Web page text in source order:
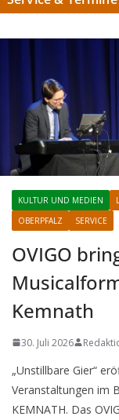
KULTUR UND MEDIEN
OBERPFALZ
SERVICE
OVIGO
Kemnath
30. Juli 2026
„Unstillbare Gier“
Veranstaltungen im
KEMNATH. Das